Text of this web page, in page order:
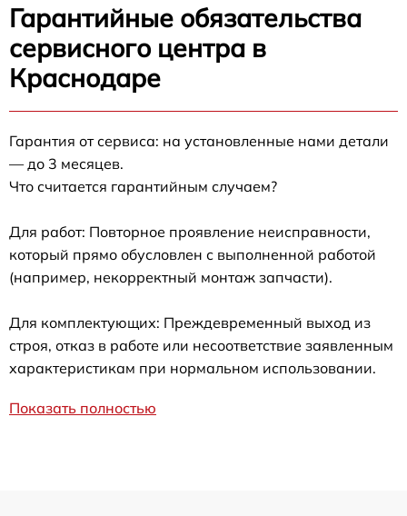
Гарантийные обязательства
сервисного центра в
Краснодаре
Гарантия от сервиса: на установленные нами детали
— до 3 месяцев.
Что считается гарантийным случаем?
Для работ: Повторное проявление неисправности,
который прямо обусловлен с выполненной работой
(например, некорректный монтаж запчасти).
Для комплектующих: Преждевременный выход из
строя, отказ в работе или несоответствие заявленным
характеристикам при нормальном использовании.
Показать полностью